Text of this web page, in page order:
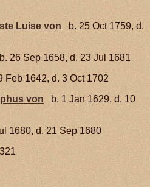
Luise von
b. 25 Oct 1759, d.
b. 26 Sep 1658, d. 23 Jul 1681
Feb 1642, d. 3 Oct 1702
von
b. 1 Jan 1629, d. 10
1680, d. 21 Sep 1680